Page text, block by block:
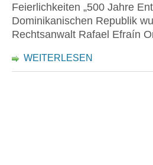
Feierlichkeiten „500 Jahre
Dominikanischen Republik
Rechtsanwalt Rafael Efraín
WEITERLESEN